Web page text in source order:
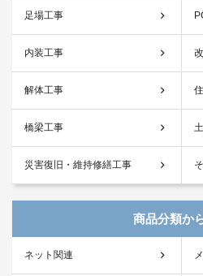
足場工事
内装工事
解体工事
橋梁工事
災害復旧・維持修繕工事
商品分類か
ネット関連